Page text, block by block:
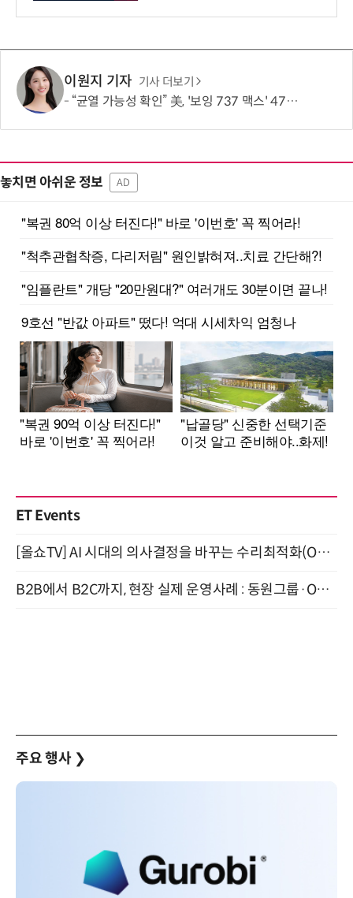
이원지 기자 기사 더보기
“균열 가능성 확인” 美, '보잉 737 맥스' 471대 점검 명령…한국 노선은 괜찮나?
놓치면 아쉬운 정보 AD
ET Events
[올쇼TV] AI 시대의 의사결정을 바꾸는 수리최적화(Optimization) 소개 (8/20 생방송)
B2B에서 B2C까지, 현장 실제 운영사례 : 동원그룹·OCI·다이닝브랜즈그룹·당근 (8/27)
주요 행사 ❯